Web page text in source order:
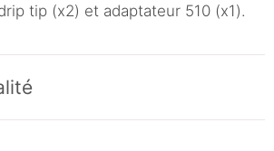
tip (x2) et adaptateur 510 (x1).